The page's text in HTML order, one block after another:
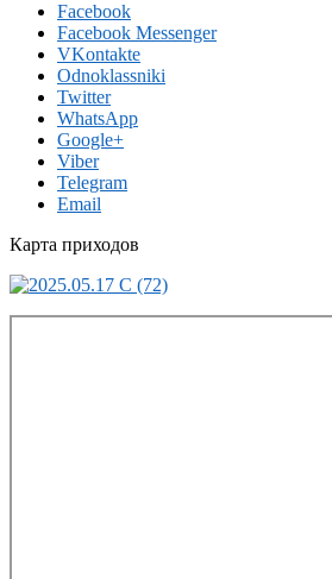
Facebook
Facebook Messenger
VKontakte
Odnoklassniki
Twitter
WhatsApp
Google+
Viber
Telegram
Email
Карта приходов